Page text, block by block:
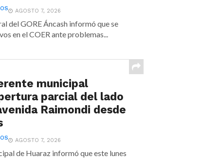
AGOSTO 7, 2026
del GORE Áncash informó que se
en el COER ante problemas...
municipal
parcial del lado
Raimondi desde
AGOSTO 7, 2026
de Huaraz informó que este lunes